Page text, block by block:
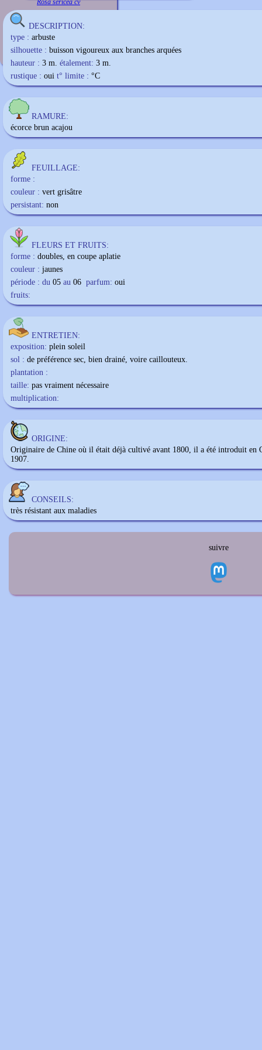
Rosa sericea cv
DESCRIPTION:
type : arbuste
silhouette : buisson vigoureux aux branches arquées
hauteur : 3 m. étalement: 3 m.
rustique : oui t° limite : °C
RAMURE:
écorce brun acajou
FEUILLAGE:
forme :
couleur : vert grisâtre
persistant: non
FLEURS ET FRUITS:
forme : doubles, en coupe aplatie
couleur : jaunes
période : du 05 au 06 parfum: oui
fruits:
ENTRETIEN:
exposition: plein soleil
sol : de préférence sec, bien drainé, voire caillouteux.
plantation :
taille: pas vraiment nécessaire
multiplication:
ORIGINE:
Originaire de Chine où il était déjà cultivé avant 1800, il a été introduit en
1907.
CONSEILS:
très résistant aux maladies
suivre